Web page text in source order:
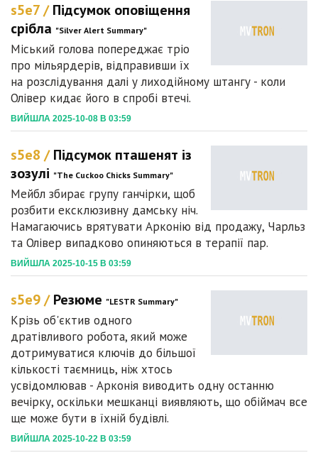
s5e7 /Підсумок оповіщення
срібла "Silver Alert Summary"
Міський голова попереджає тріо
про мільярдерів, відправивши їх
на розслідування далі у лиходійному штангу - коли
Олівер кидає його в спробі втечі.
ВИЙШЛА 2025-10-08 В 03:59
s5e8 /Підсумок пташенят із
зозулі "The Cuckoo Chicks Summary"
Мейбл збирає групу ганчірки, щоб
розбити ексклюзивну дамську ніч.
Намагаючись врятувати Арконію від продажу, Чарльз
та Олівер випадково опиняються в терапії пар.
ВИЙШЛА 2025-10-15 В 03:59
s5e9 /Резюме "LESTR Summary"
Крізь об'єктив одного
дратівливого робота, який може
дотримуватися ключів до більшої
кількості таємниць, ніж хтось
усвідомлював - Арконія виводить одну останню
вечірку, оскільки мешканці виявляють, що обіймач все
ще може бути в їхній будівлі.
ВИЙШЛА 2025-10-22 В 03:59